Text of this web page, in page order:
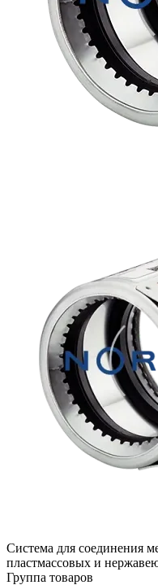
Система для соединения
пластмассовых и
Группа товаров